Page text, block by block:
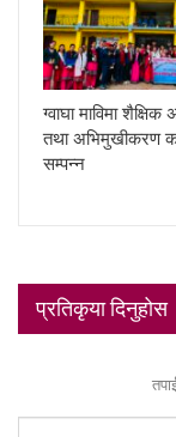
ग्वाघा माविमा शैक्षिक
तथा अभिमुखीकरण
सम्पन्न
प्रतिकृया दिनुहोस